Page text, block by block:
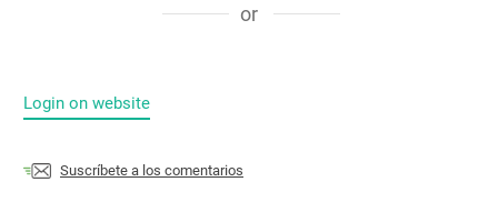
or
Login on website
Suscríbete a los comentarios